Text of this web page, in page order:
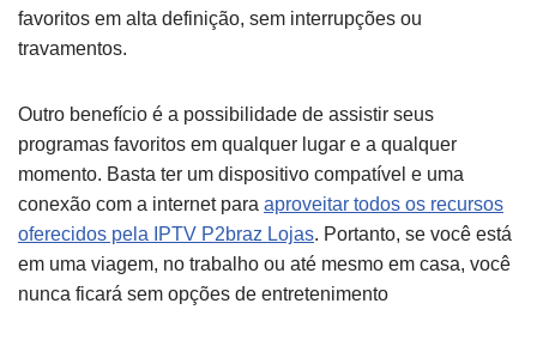
favoritos em alta definição, sem interrupções ou
travamentos.
Outro benefício é a possibilidade de assistir seus
programas favoritos em qualquer lugar e a qualquer
momento. Basta ter um dispositivo compatível e uma
conexão com a internet para aproveitar todos os recursos
oferecidos pela IPTV P2braz Lojas. Portanto, se você está
em uma viagem, no trabalho ou até mesmo em casa, você
nunca ficará sem opções de entretenimento